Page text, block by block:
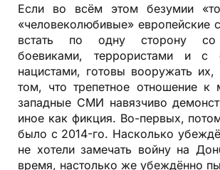
Если во всём этом безумии
«человеколюбивые» европейские
встать по одну сторону со
боевиками, террористами и с
нацистами, готовы вооружать их,
том, что трепетное отношение к
западные СМИ навязчиво
иное как фикция. Во-первых,
было с 2014-го. Насколько
не хотели замечать войну на
время, настолько же убеждённо